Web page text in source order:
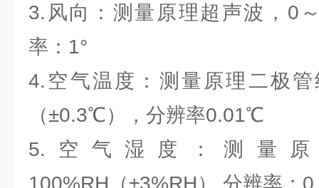
3.风向：测量原理超声波，0
率：1°
4.空气温度：测量原理二极
（±0.3℃），分辨率0.01℃
5.空气湿度：测量
100%RH（±3%RH）,分辨率：